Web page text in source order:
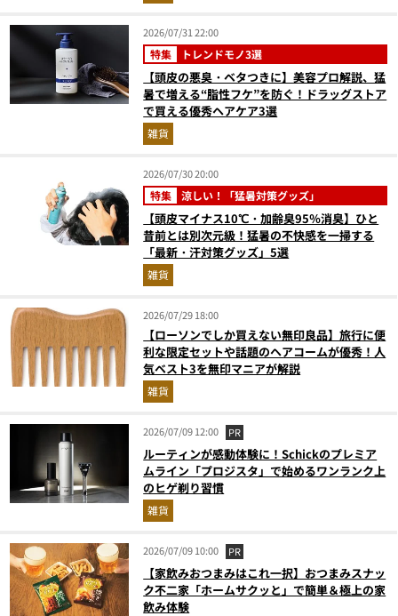
2026/07/31 22:00
特集 トレンドモノ3選
【頭皮の悪臭・ベタつきに】美容プロ解説、猛
暑で増える“脂性フケ”を防ぐ！ドラッグストア
で買える優秀ヘアケア3選
雑貨
2026/07/30 20:00
特集 涼しい！「猛暑対策グッズ」
【頭皮マイナス10℃・加齢臭95％消臭】ひと
昔前とは別次元級！猛暑の不快感を一掃する
「最新・汗対策グッズ」5選
雑貨
2026/07/29 18:00
【ローソンでしか買えない無印良品】旅行に便
利な限定セットや話題のヘアコームが優秀！人
気ベスト3を無印マニアが解説
雑貨
2026/07/09 12:00 PR
ルーティンが感動体験に！Schickのプレミア
ムライン「プロジスタ」で始めるワンランク上
のヒゲ剃り習慣
雑貨
2026/07/09 10:00 PR
【家飲みおつまみはこれ一択】おつまみスナッ
ク不二家「ホームサクッと」で簡単＆極上の家
飲み体験